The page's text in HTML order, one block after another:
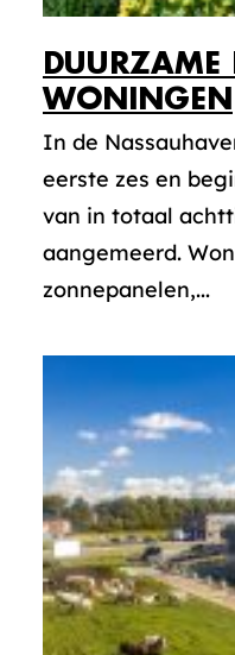
DUURZAME
WONINGEN
In de
eerste zes en
van in totaal
aangemeerd.
zonnepanelen,...